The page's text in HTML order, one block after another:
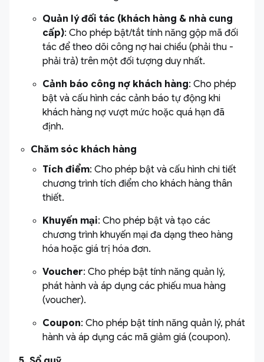
Quản lý đối tác (khách hàng & nhà cung
cấp): Cho phép bật/tắt tính năng gộp mã đối
tác để theo dõi công nợ hai chiều (phải thu -
phải trả) trên một đối tượng duy nhất.
Cảnh báo công nợ khách hàng: Cho phép
bật và cấu hình các cảnh báo tự động khi
khách hàng nợ vượt mức hoặc quá hạn đã
định.
Chăm sóc khách hàng
Tích điểm: Cho phép bật và cấu hình chi tiết
chương trình tích điểm cho khách hàng thân
thiết.
Khuyến mại: Cho phép bật và tạo các
chương trình khuyến mại đa dạng theo hàng
hóa hoặc giá trị hóa đơn.
Voucher: Cho phép bật tính năng quản lý,
phát hành và áp dụng các phiếu mua hàng
(voucher).
Coupon: Cho phép bật tính năng quản lý, phát
hành và áp dụng các mã giảm giá (coupon).